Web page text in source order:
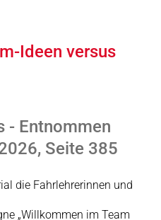
Ideen versus
- Entnommen
Seite 385
die Fahrlehrerinnen und
„Willkommen im Team